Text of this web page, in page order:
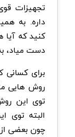
تجهیزات
داره. به
کنید که آیا
دست میاد،
برای کسانی
روش هایی
توی این
البته توی
چون بعضی